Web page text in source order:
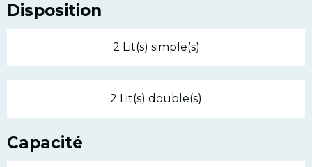
Disposition
2 Lit(s) simple(s)
2 Lit(s) double(s)
Capacité